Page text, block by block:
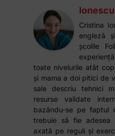
Cristina
engleză
școlile
toate nivelurile atât
și mama a doi pitici de
sale descriu tehnici
resurse validate
bazându-se pe faptul
trebuie să fie adesea
axată pe reguli și